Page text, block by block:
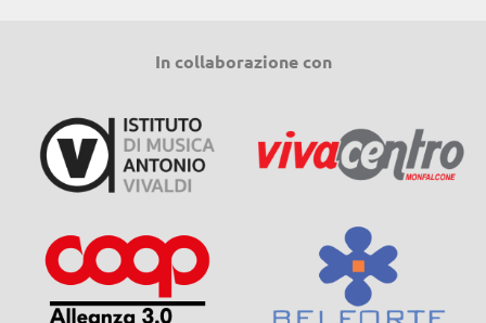
In collaborazione con